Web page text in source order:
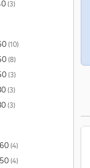
(3)
(10)
(8)
(3)
(3)
(3)
(4)
(4)